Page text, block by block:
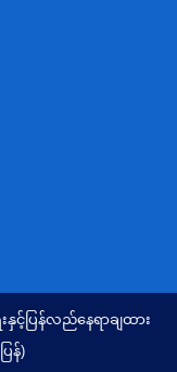
င့်ပြန်လည်နေရာချထား
န်)